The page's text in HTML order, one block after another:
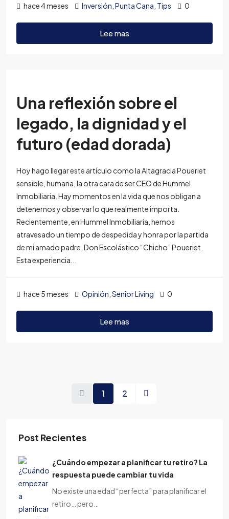
hace 4 meses Inversión Punta Cana Tips 0
Lee mas
Una reflexión sobre el
legado, la dignidad y el
futuro (edad dorada)
Hoy hago llegar este artículo como la Altagracia Poueriet
sensible, humana, la otra cara de ser CEO de Hummel
Inmobiliaria. Hay momentos en la vida que nos obligan a
detenernos y observar lo que realmente importa.
Recientemente, en Hummel Inmobiliaria, hemos
atravesado un tiempo de despedida y honra por la partida
de mi amado padre, Don Escolástico “Chicho” Poueriet.
Esta experiencia...
hace 5 meses Opinión Senior Living 0
Lee mas
1 2
Post Recientes
¿Cuándo empezar a planificar tu retiro? La
respuesta puede cambiar tu vida
No existe una edad “perfecta” para planificar el
retiro… pero…